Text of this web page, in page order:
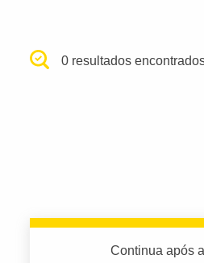
0 resultados
Continua após